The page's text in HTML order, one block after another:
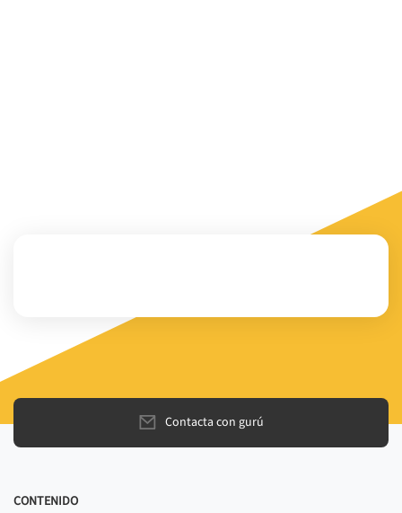
Contacta con gurú
CONTENIDO